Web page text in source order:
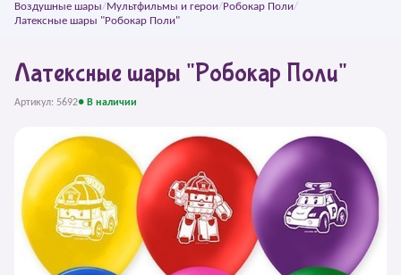
Воздушные шары/Мультфильмы и герои/Робокар Поли/
Латексные шары "Робокар Поли"
Латексные шары "Робокар Поли"
Артикул: 5692● В наличии